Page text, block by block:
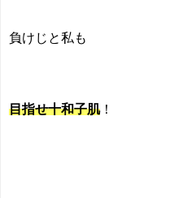
負けじと私も
目指せ十和子肌！